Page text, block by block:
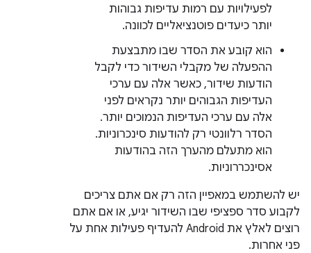
לפעילויות עם רמות עדיפות גבוהות
יותר כיעדים פוטנציאליים לכוונה.
הוא קובע את הסדר שבו מתבצעת
ההפעלה של מקבלי השידור כדי לקבל
הודעות שידור, כאשר אלה עם ערכי
העדיפות הגבוהים יותר נקראים לפני
אלה עם ערכי העדיפות הנמוכים יותר.
הסדר רלוונטי רק להודעות סינכרוניות.
הוא מתעלם מהערך הזה בהודעות
אסינכררוניות.
יש להשתמש במאפיין הזה רק אם אתם צריכים
לקבוע סדר ספציפי שבו השידור יגיע, או אם אתם
רוצים לאלץ את Android להעדיף פעילות אחת על
פני אחרות.